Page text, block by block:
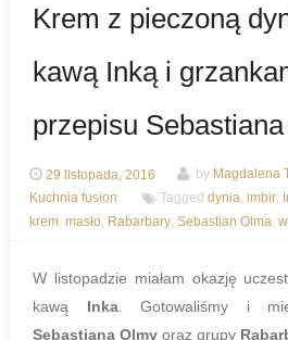
Krem z pieczoną
kawą Inką i
przepisu
29 listopada, 2016 by Magdalena
Kuchnia fusion
Tagged dynia, imbir,
krem, masło, Rabarbary, Sebastian Olma,
W listopadzie miałam okazję
kawą Inka. Gotowaliśmy i
Sebastiana Olmy oraz grupy